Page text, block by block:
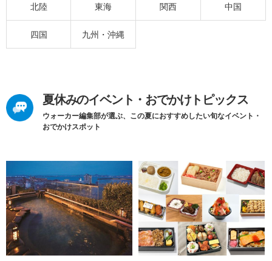
北陸 東海 関西 中国
四国 九州・沖縄
夏休みのイベント・おでかけトピックス
ウォーカー編集部が選ぶ、この夏におすすめしたい旬なイベント・
おでかけスポット